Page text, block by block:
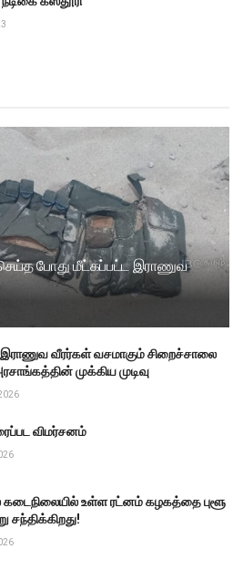
போது மீட்கப்பட்ட இராணுவ
வீரர்கள் வசமாகும் சிறைச்சாலை
முக்கிய முடிவு
விமர்சனம்
கடைநிலையில் உள்ள ரட்னம் கழகத்தை புளூ